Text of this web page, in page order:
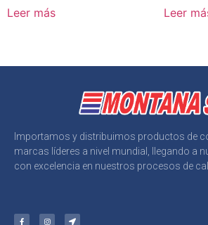
Leer más Leer
Importamos y distribuimos productos de
marcas líderes a nivel mundial, llegando a
con excelencia en nuestros procesos de